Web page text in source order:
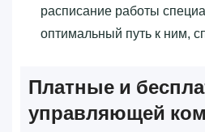
расписание работы
оптимальный путь к ним,
Платные и
управляющей